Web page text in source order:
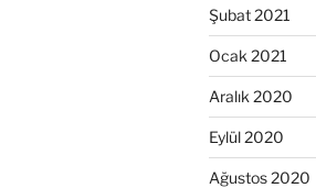
Şubat 2021
Ocak 2021
Aralık 2020
Eylül 2020
Ağustos 2020